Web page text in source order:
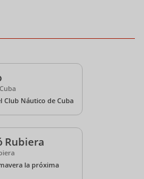
Club Náutico de Cuba
Rubiera
la próxima